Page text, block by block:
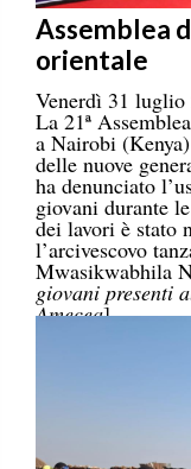
Assemblea
orientale
Venerdì 31 luglio
La 21ª
a Nairobi
delle nuove
ha denunciato
giovani durante
dei lavori è stato
l’arcivescovo
Mwasikwabhila
giovani presenti
Amecea]